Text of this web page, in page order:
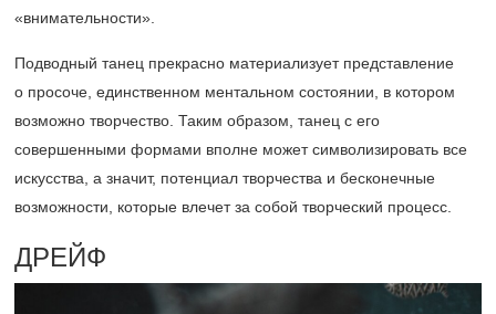
«внимательности».
Подводный танец прекрасно материализует представление
о просоче, единственном ментальном состоянии, в котором
возможно творчество. Таким образом, танец с его
совершенными формами вполне может символизировать все
искусства, а значит, потенциал творчества и бесконечные
возможности, которые влечет за собой творческий процесс.
ДРЕЙФ